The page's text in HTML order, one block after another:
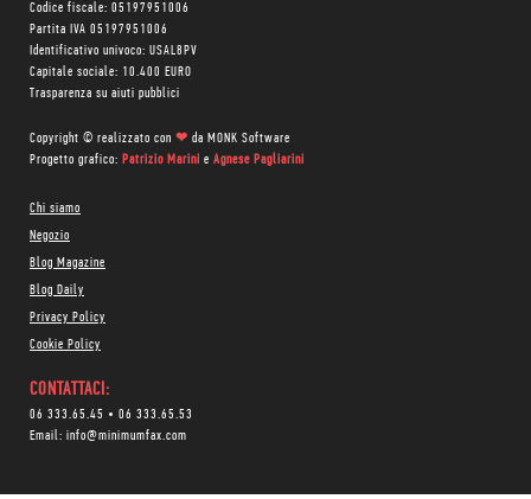
Codice fiscale: 05197951006
Partita IVA 05197951006
Identificativo univoco: USAL8PV
Capitale sociale: 10.400 EURO
Trasparenza su aiuti pubblici
Copyright © realizzato con ❤ da MONK Software
Progetto grafico: Patrizio Marini e Agnese Pagliarini
Chi siamo
Negozio
Blog Magazine
Blog Daily
Privacy Policy
Cookie Policy
CONTATTACI:
06 333.65.45 • 06 333.65.53
Email: info@minimumfax.com